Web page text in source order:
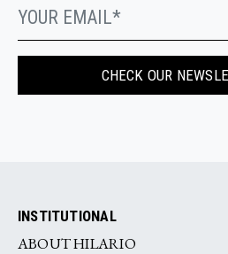
CHECK OUR
INSTITUTIONAL
ABOUT HILARIO